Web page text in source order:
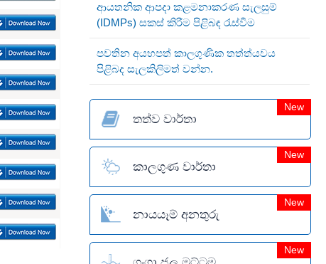
ආයතනික ආපදා කළමනාකරණ සැලසුම්
(IDMPs) සකස් කිරීම පිළිබඳ රැස්වීම
පවතින අයහපත් කාලගුණික තත්ත්යවය
පිළිබද සැලකිලිමත් වන්න.
තත්ව වාර්තා
New
කාලගුණ වාර්තා
New
නායයෑම් අනතුරු
New
New